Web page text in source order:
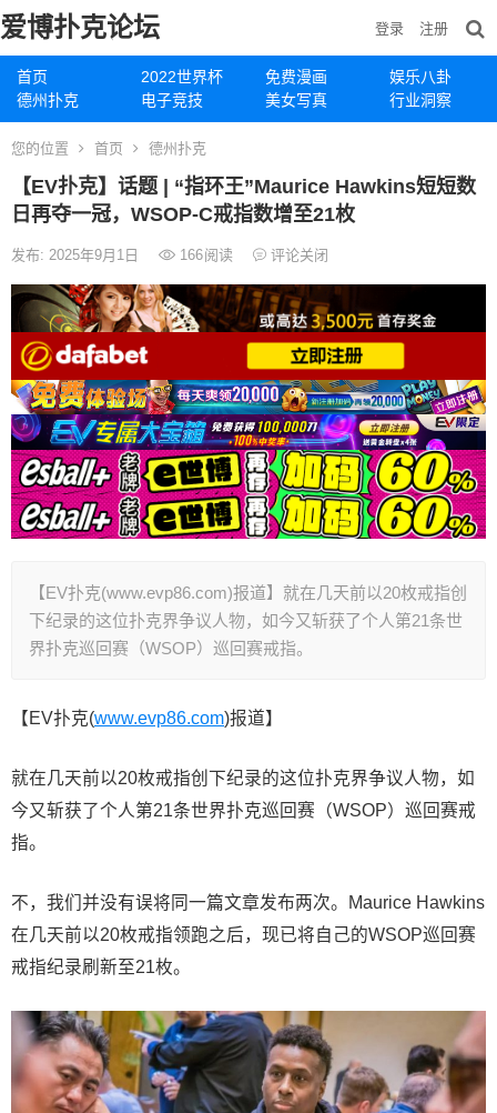
爱博扑克论坛
首页 2022世界杯 免费漫画
娱乐八卦
德州扑克
电子竞技 美女写真 行业洞察
登录 注册
您的位置 首页 德州扑克
【EV扑克】话题 | “指环王”Maurice Hawkins短短数
日再夺一冠，WSOP-C戒指数增至21枚
发布: 2025年9月1日 166阅读 评论关闭
【EV扑克(www.evp86.com)报道】就在几天前以20枚戒指创
下纪录的这位扑克界争议人物，如今又斩获了个人第21条世
界扑克巡回赛（WSOP）巡回赛戒指。
【EV扑克(www.evp86.com)报道】
就在几天前以20枚戒指创下纪录的这位扑克界争议人物，如
今又斩获了个人第21条世界扑克巡回赛（WSOP）巡回赛戒
指。
不，我们并没有误将同一篇文章发布两次。Maurice Hawkins
在几天前以20枚戒指领跑之后，现已将自己的WSOP巡回赛
戒指纪录刷新至21枚。